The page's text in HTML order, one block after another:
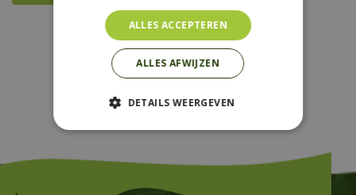
ALLES ACCEPTEREN
ALLES AFWIJZEN
DETAILS WEERGEVEN